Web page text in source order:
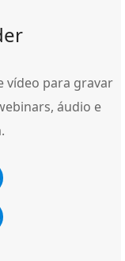
vídeo para gravar
áudio e